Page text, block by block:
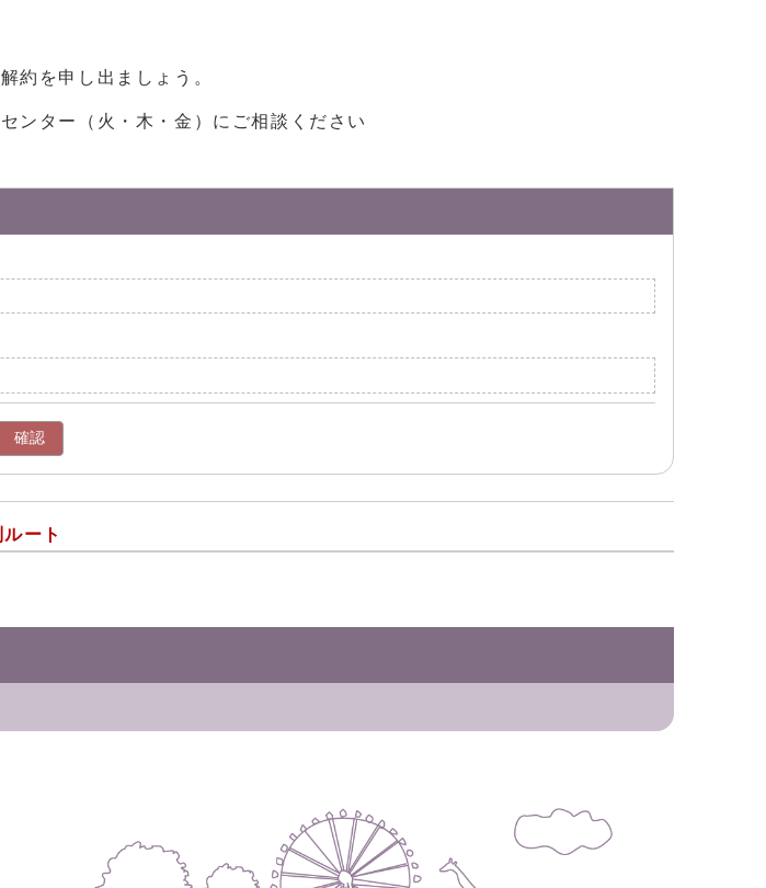
約を申し出ましょう。
ンター（火・木・金）にご相談ください
確認
ート